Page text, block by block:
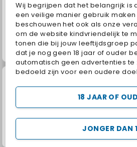
Wij begrijpen dat het belangrijk is
een veilige manier gebruik maken
beschouwen het ook als onze
om de website kindvriendelijk te
tonen die bij jouw leeftijdsgroep
dat je nog geen 18 jaar of ouder
automatisch geen advertenties te
bedoeld zijn voor een oudere
JONGER DAN
18 JAAR OF
Jewels Blitz 5
Garden Tales 2